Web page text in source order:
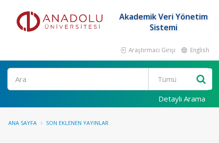
Akademik Veri Yönetim
Sistemi
Araştırmacı Girişi English
Ara
Detaylı Arama
ANA SAYFA SON EKLENEN YAYINLAR